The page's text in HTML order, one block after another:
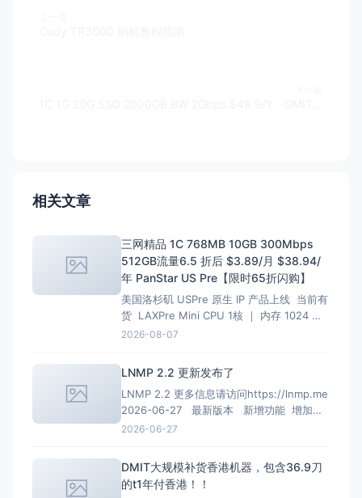
相关文章
三网精品 1C 768MB 10GB 300Mbps
512GB流量6.5 折后 $3.89/月 $38.94/
年 PanStar US Pre【限时65折闪购】
美国洛杉矶 USPre 原生 IP 产品上线 当前有
货 LAXPre Mini CPU 1核 ｜ 内存 1024 M
硬盘 10 GB ｜ 带宽 500M 1024G/月 ｜ 超
1个 ｜ IPv6 0个 $10.9
2026-08-07
LNMP 2.2 更新发布了
LNMP 2.2 更多信息请访问https://lnmp.me
2026-06-27 最新版本 新增功能 增加
PHP 8.4、PHP 8.5安装、多PHP安装、升级
LTS、MariaDB 11.8 LTS选项
2026-06-27
DMIT大规模补货香港机器，包含36.9刀
的t1年付香港！！